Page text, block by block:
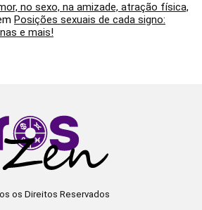
no sexo, na amizade, atração física,
Posições sexuais de cada signo:
e mais!
os Direitos Reservados